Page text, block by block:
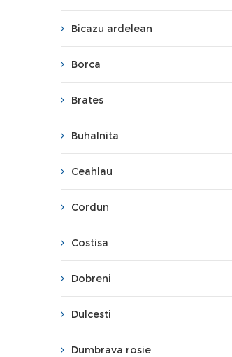
Bicazu ardelean
Borca
Brates
Buhalnita
Ceahlau
Cordun
Costisa
Dobreni
Dulcesti
Dumbrava rosie